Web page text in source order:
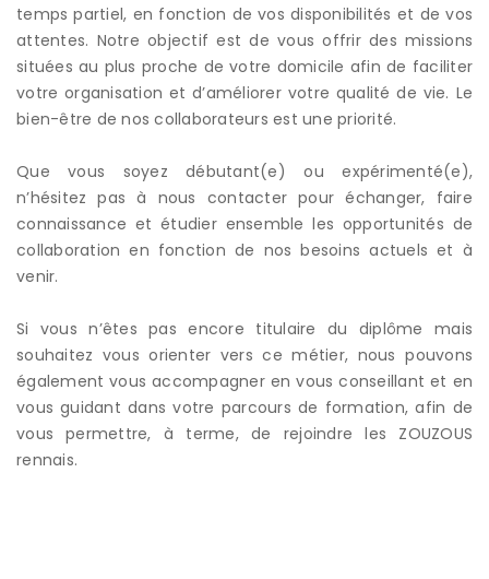
temps partiel, en fonction de vos disponibilités et de vos
attentes. Notre objectif est de vous offrir des missions
situées au plus proche de votre domicile afin de faciliter
votre organisation et d’améliorer votre qualité de vie. Le
bien-être de nos collaborateurs est une priorité.
Que vous soyez débutant(e) ou expérimenté(e),
n’hésitez pas à nous contacter pour échanger, faire
connaissance et étudier ensemble les opportunités de
collaboration en fonction de nos besoins actuels et à
venir.
Si vous n’êtes pas encore titulaire du diplôme mais
souhaitez vous orienter vers ce métier, nous pouvons
également vous accompagner en vous conseillant et en
vous guidant dans votre parcours de formation, afin de
vous permettre, à terme, de rejoindre les ZOUZOUS
rennais.